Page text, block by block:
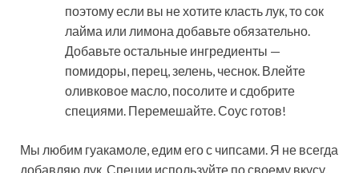
поэтому если вы не хотите класть лук, то сок
лайма или лимона добавьте обязательно.
Добавьте остальные ингредиенты —
помидоры, перец, зелень, чеснок. Влейте
оливковое масло, посолите и сдобрите
специями. Перемешайте. Соус готов!
Мы любим гуакамоле, едим его с чипсами. Я не всегда
добавляю лук. Специи используйте по своему вкусу.